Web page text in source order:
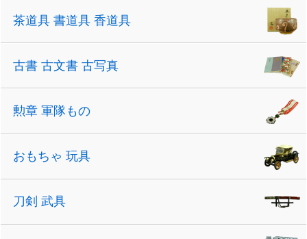
茶道具 書道具 香道具
古書 古文書 古写真
勲章 軍隊もの
おもちゃ 玩具
刀剣 武具